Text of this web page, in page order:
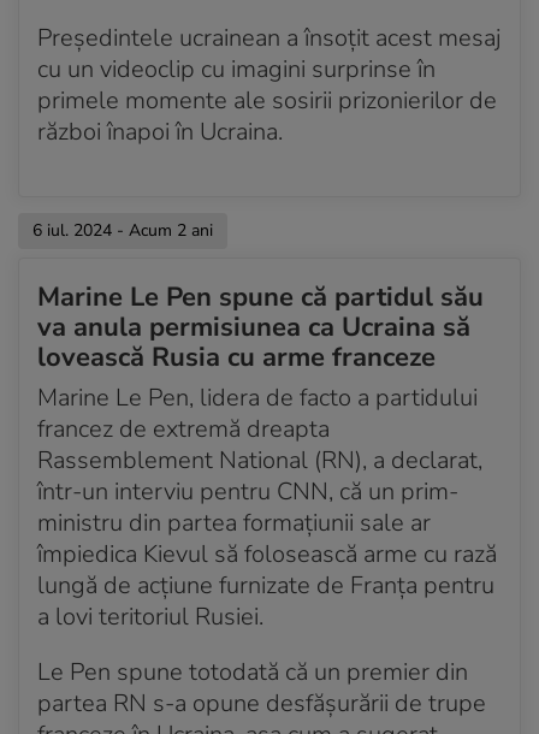
Preşedintele ucrainean a însoţit acest mesaj
cu un videoclip cu imagini surprinse în
primele momente ale sosirii prizonierilor de
război înapoi în Ucraina.
6 iul. 2024 - Acum 2 ani
Marine Le Pen spune că partidul său
va anula permisiunea ca Ucraina să
lovească Rusia cu arme franceze
Marine Le Pen, lidera de facto a partidului
francez de extremă dreapta
Rassemblement National (RN), a declarat,
într-un interviu pentru CNN, că un prim-
ministru din partea formațiunii sale ar
împiedica Kievul să folosească arme cu rază
lungă de acțiune furnizate de Franța pentru
a lovi teritoriul Rusiei.
Le Pen spune totodată că un premier din
partea RN s-a opune desfășurării de trupe